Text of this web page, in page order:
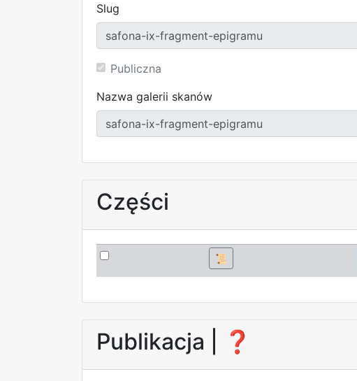
Slug
Publiczna
Nazwa galerii skanów
Części
📜
Publikacja | ❓